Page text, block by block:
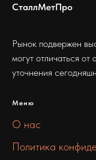
СталлМетПро
Рынок подвержен
могут отличаться
уточнения
Меню
О нас
Политика